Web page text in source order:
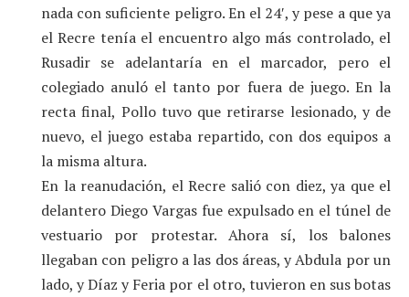
nada con suficiente peligro. En el 24′, y pese a que ya
el Recre tenía el encuentro algo más controlado, el
Rusadir se adelantaría en el marcador, pero el
colegiado anuló el tanto por fuera de juego. En la
recta final, Pollo tuvo que retirarse lesionado, y de
nuevo, el juego estaba repartido, con dos equipos a
la misma altura.
En la reanudación, el Recre salió con diez, ya que el
delantero Diego Vargas fue expulsado en el túnel de
vestuario por protestar. Ahora sí, los balones
llegaban con peligro a las dos áreas, y Abdula por un
lado, y Díaz y Feria por el otro, tuvieron en sus botas